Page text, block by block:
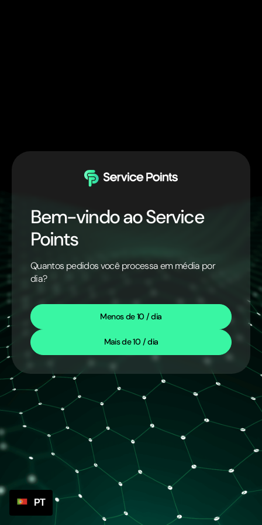
Bem-vindo ao Service
Points
Quantos pedidos você processa em média por
dia?
Menos de 10 / dia
Mais de 10 / dia
PT